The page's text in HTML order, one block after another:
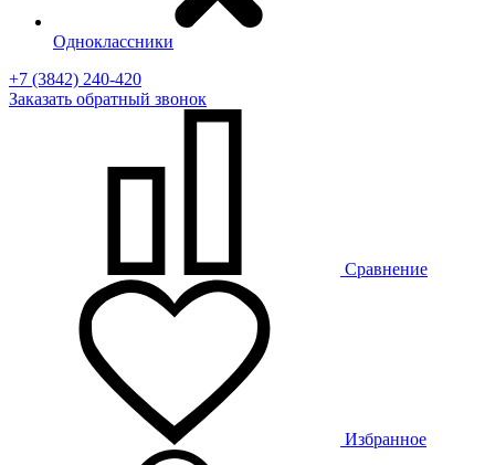
Одноклассники
+7 (3842) 240-420
Заказать обратный звонок
Сравнение
Избранное